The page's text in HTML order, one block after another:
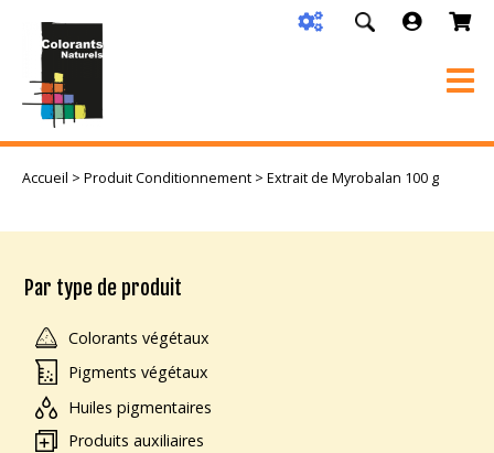
Accueil > Produit Conditionnement > Extrait de Myrobalan 100 g
Par type de produit
Colorants végétaux
Pigments végétaux
Huiles pigmentaires
Produits auxiliaires